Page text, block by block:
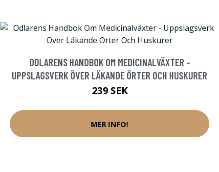
ODLARENS HANDBOK OM MEDICINALVÄXTER -
UPPSLAGSVERK ÖVER LÄKANDE ÖRTER OCH HUSKURER
239 SEK
MER INFO!